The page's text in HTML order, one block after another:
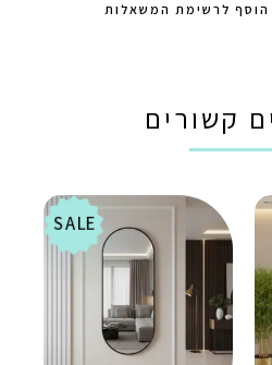
הוסף לרשימת המשאלות
קשורים
SALE